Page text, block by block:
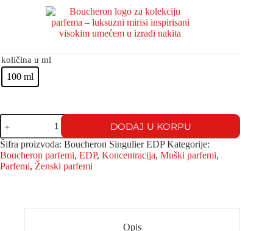
količina u ml
100 ml
DODAJ U KORPU
Šifra proizvoda: Boucheron Singulier EDP Kategorije:
Boucheron parfemi, EDP, Koncentracija, Muški parfemi,
Parfemi, Ženski parfemi
Opis